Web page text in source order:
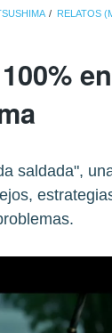
RELATOS
saldada",